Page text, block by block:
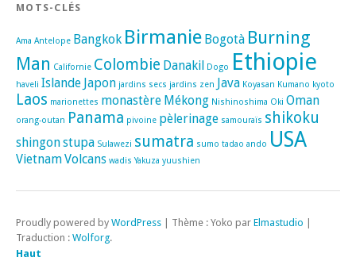
MOTS-CLÉS
Ama Antelope Bangkok Birmanie Bogotà Burning
Man Californie Colombie Danakil Dogo Ethiopie
haveli Islande Japon jardins secs jardins zen Java Koyasan Kumano kyoto
Laos marionettes monastère Mékong Nishinoshima Oki Oman
orang-outan Panama pivoine pèlerinage samouraïs shikoku
shingonstupa Sulawezi sumatra sumo tadao ando USA
VietnamVolcans wadis Yakuza yuushien
Proudly powered by WordPress | Thème : Yoko par Elmastudio |
Traduction : Wolforg.
Haut